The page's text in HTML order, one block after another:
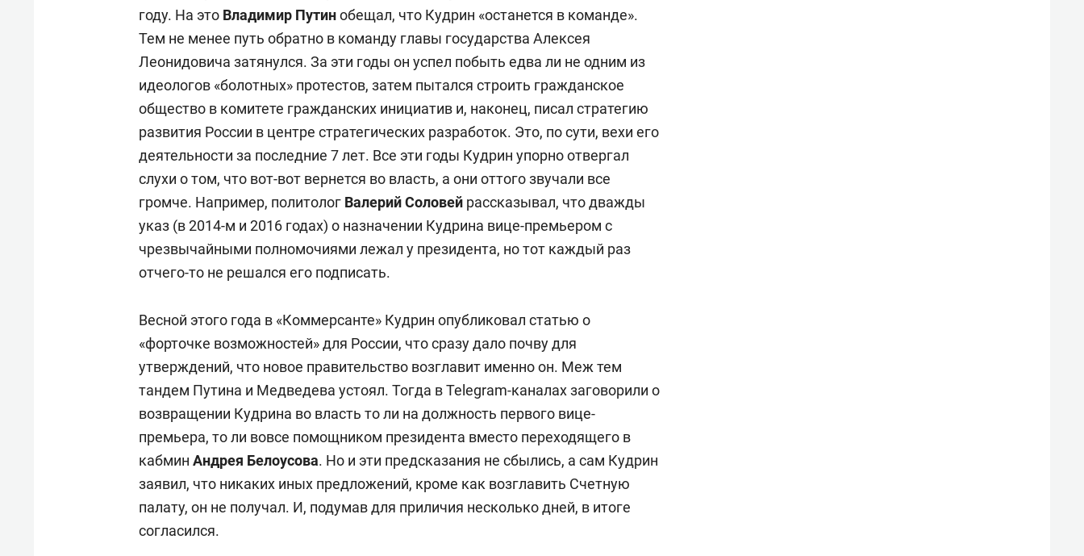
году. На это Владимир Путинобещал, что Кудрин «останется в команде».
Тем не менее путь обратно в команду главы государства Алексея
Леонидовича затянулся. За эти годы он успел побыть едва ли не одним из
идеологов «болотных» протестов, затем пытался строить гражданское
общество в комитете гражданских инициатив и, наконец, писал стратегию
развития России в центре стратегических разработок. Это, по сути, вехи его
деятельности за последние 7 лет. Все эти годы Кудрин упорно отвергал
слухи о том, что вот-вот вернется во власть, а они оттого звучали все
громче. Например, политолог Валерий Соловей рассказывал, что дважды
указ (в 2014-м и 2016 годах) о назначении Кудрина вице-премьером с
чрезвычайными полномочиями лежал у президента, но тот каждый раз
отчего-то не решался его подписать.
Весной этого года в «Коммерсанте» Кудрин опубликовал статью о
«форточке возможностей» для России, что сразу дало почву для
утверждений, что новое правительство возглавит именно он. Меж тем
тандем Путина и Медведева устоял. Тогда в Telegram-каналах заговорили о
возвращении Кудрина во власть то ли на должность первого вице-
премьера, то ли вовсе помощником президента вместо переходящего в
кабмин Андрея Белоусова. Но и эти предсказания не сбылись, а сам Кудрин
заявил, что никаких иных предложений, кроме как возглавить Счетную
палату, он не получал. И, подумав для приличия несколько дней, в итоге
согласился.